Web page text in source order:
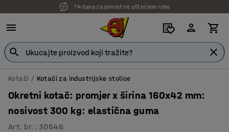
14 dana za povrat ne oštećene robe
Kotači Kotači za industrijske stolice
Okretni kotač: promjer x širina 160x42 mm:
nosivost 300 kg: elastična guma
Art. br. : 30546